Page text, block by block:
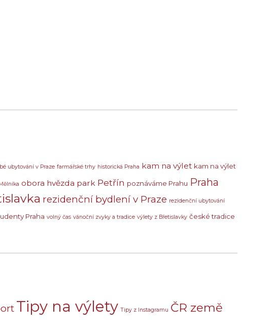
ubytování v Praze farmářské trhy historická Praha kam na výlet kam na výlet
obora hvězda park Petřín poznáváme Prahu Praha
rezidenční bydlení v Praze rezidenční ubytování
Praha volný čas vánoční zvyky a tradice výlety z Břetislavky české tradice
Tipy na výlety Tipy z Instagramu ČR země